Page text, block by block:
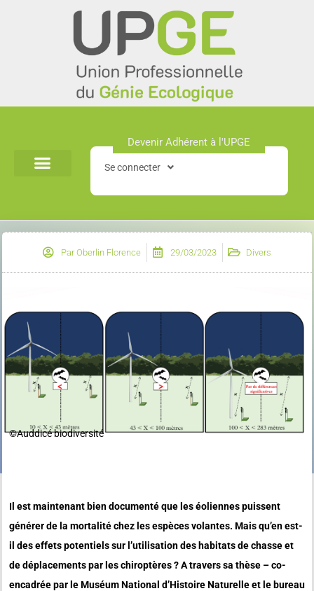
Devenir Adhérent à l'UPGE​
Se connecter
ParOberlin Florence 29/03/2023 Divers
©️Auddicé biodiversité
Il est maintenant bien documenté que les éoliennes puissent
générer de la mortalité chez les espèces volantes. Mais qu’en est-
il des effets potentiels sur l’utilisation des habitats de chasse et
de déplacements par les chiroptères ? A travers sa thèse – co-
encadrée par le Muséum National d’Histoire Naturelle et le bureau